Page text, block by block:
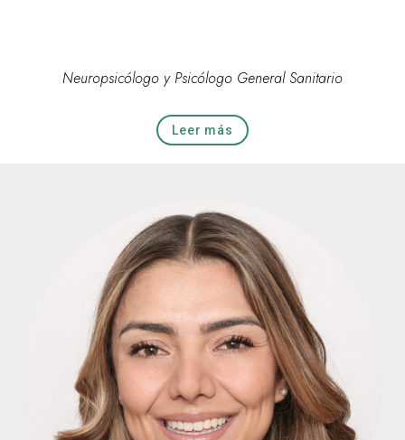
Neuropsicólogo y Psicólogo General Sanitario
Leer más